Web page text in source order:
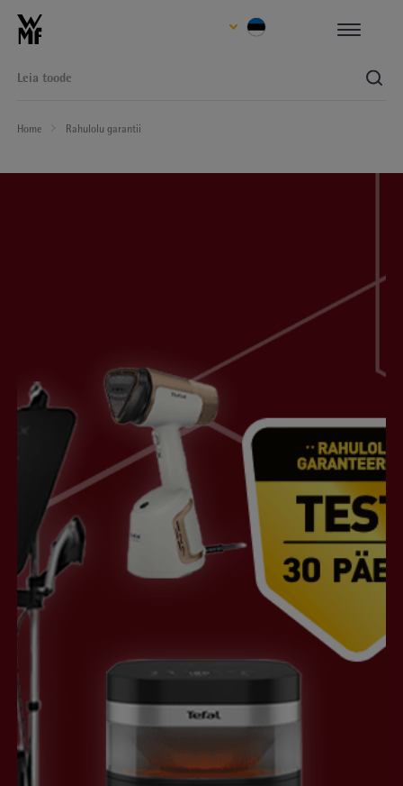
Home Rahulolu garantii